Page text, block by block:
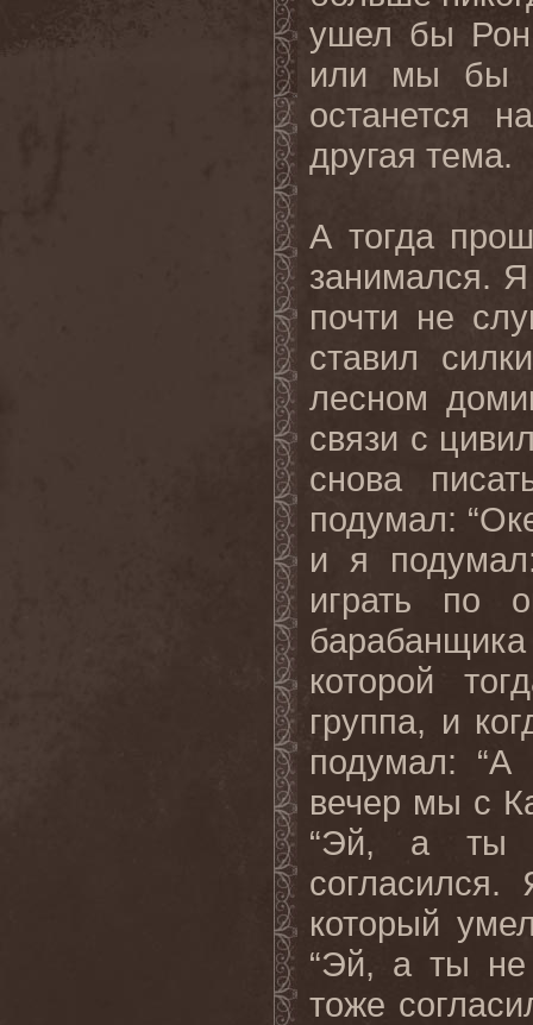
ушел бы
или мы бы
останется
другая тема.
А тогда
занимался.
почти не
ставил
лесном
связи с
снова
подумал:
и я
играть по
которой
группа, и
подумал: “А
вечер мы с
“Эй, а ты
который
“Эй, а ты не
тоже